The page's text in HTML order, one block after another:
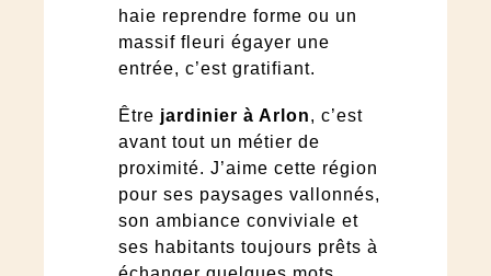
haie reprendre forme ou un
massif fleuri égayer une
entrée, c’est gratifiant.
Être jardinier à Arlon, c’est
avant tout un métier de
proximité. J’aime cette région
pour ses paysages vallonnés,
son ambiance conviviale et
ses habitants toujours prêts à